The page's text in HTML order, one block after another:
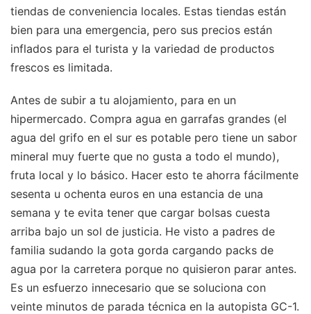
tiendas de conveniencia locales. Estas tiendas están
bien para una emergencia, pero sus precios están
inflados para el turista y la variedad de productos
frescos es limitada.
Antes de subir a tu alojamiento, para en un
hipermercado. Compra agua en garrafas grandes (el
agua del grifo en el sur es potable pero tiene un sabor
mineral muy fuerte que no gusta a todo el mundo),
fruta local y lo básico. Hacer esto te ahorra fácilmente
sesenta u ochenta euros en una estancia de una
semana y te evita tener que cargar bolsas cuesta
arriba bajo un sol de justicia. He visto a padres de
familia sudando la gota gorda cargando packs de
agua por la carretera porque no quisieron parar antes.
Es un esfuerzo innecesario que se soluciona con
veinte minutos de parada técnica en la autopista GC-1.